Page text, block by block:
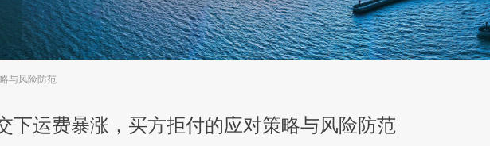
下运费暴涨，买方拒付的应对策略与风险防范
与风险防范